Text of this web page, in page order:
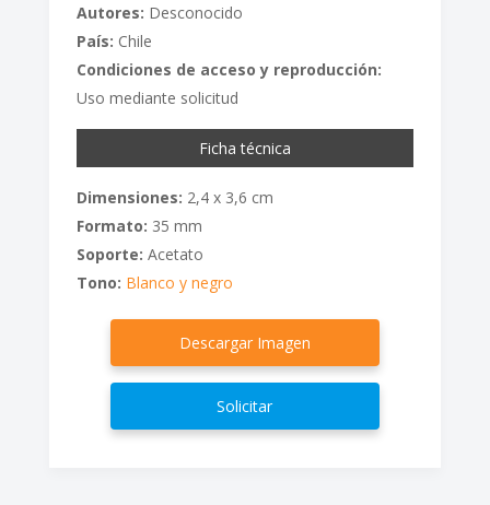
Autores: Desconocido
País: Chile
Condiciones de acceso y reproducción:
Uso mediante solicitud
Ficha técnica
Dimensiones: 2,4 x 3,6 cm
Formato: 35 mm
Soporte: Acetato
Tono: Blanco y negro
Descargar Imagen
Solicitar